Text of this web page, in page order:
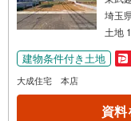
埼玉
土地
建物条件付き土地
大成住宅 本店
資料